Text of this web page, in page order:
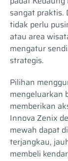
sangat praktis.
tidak perlu
atau area
mengatur
strategis.
Pilihan
mengeluarkan
memberikan
Innova Zenix
mewah dapat
terjangkau,
membeli